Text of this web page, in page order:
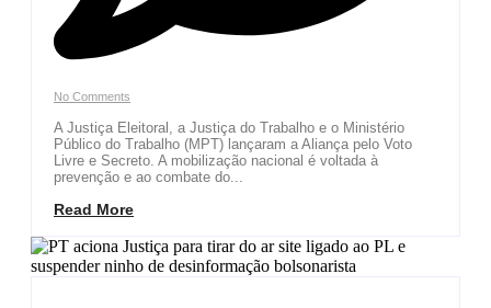
No Comments
A Justiça Eleitoral, a Justiça do Trabalho e o Ministério
Público do Trabalho (MPT) lançaram a Aliança pelo Voto
Livre e Secreto. A mobilização nacional é voltada à
prevenção e ao combate do...
Read More